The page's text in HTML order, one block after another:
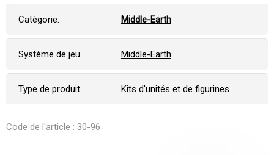
Catégorie: Middle-Earth
Système de jeu Middle-Earth
Type de produit Kits d'unités et de figurines
Code de l'article : 30-96